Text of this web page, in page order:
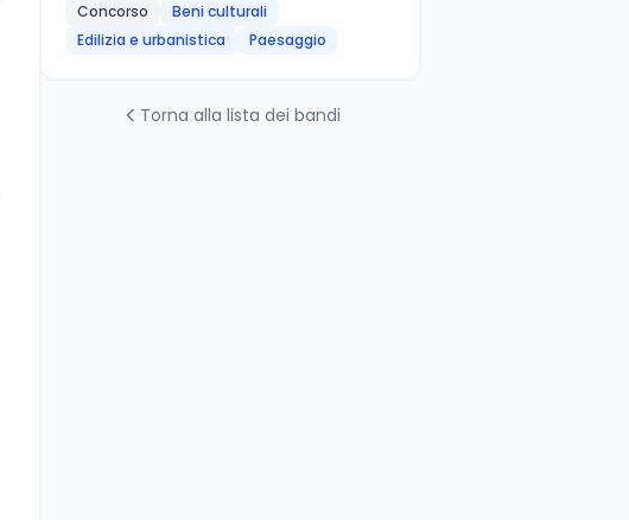
Concorso
Beni culturali
Edilizia e urbanistica
Paesaggio
Torna alla lista dei bandi